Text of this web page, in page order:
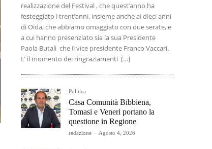
realizzazione del Festival , che quest’anno ha
festeggiato i trent’anni, insieme anche ai dieci anni
di Oida, che abbiamo omaggiato con due serate, e
a cui hanno presenziato sia la sua Presidente
Paola Butali che il vice presidente Franco Vaccari.
E’ il momento dei ringraziamenti […]
Politica
Casa Comunità Bibbiena,
Tomasi e Veneri portano la
questione in Regione
redazione - Agosto 4, 2026